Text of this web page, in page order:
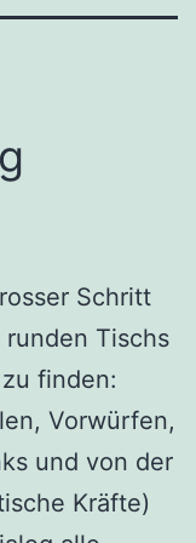
Schritt
Tischs
finden:
Vorwürfen,
und von der
Kräfte)